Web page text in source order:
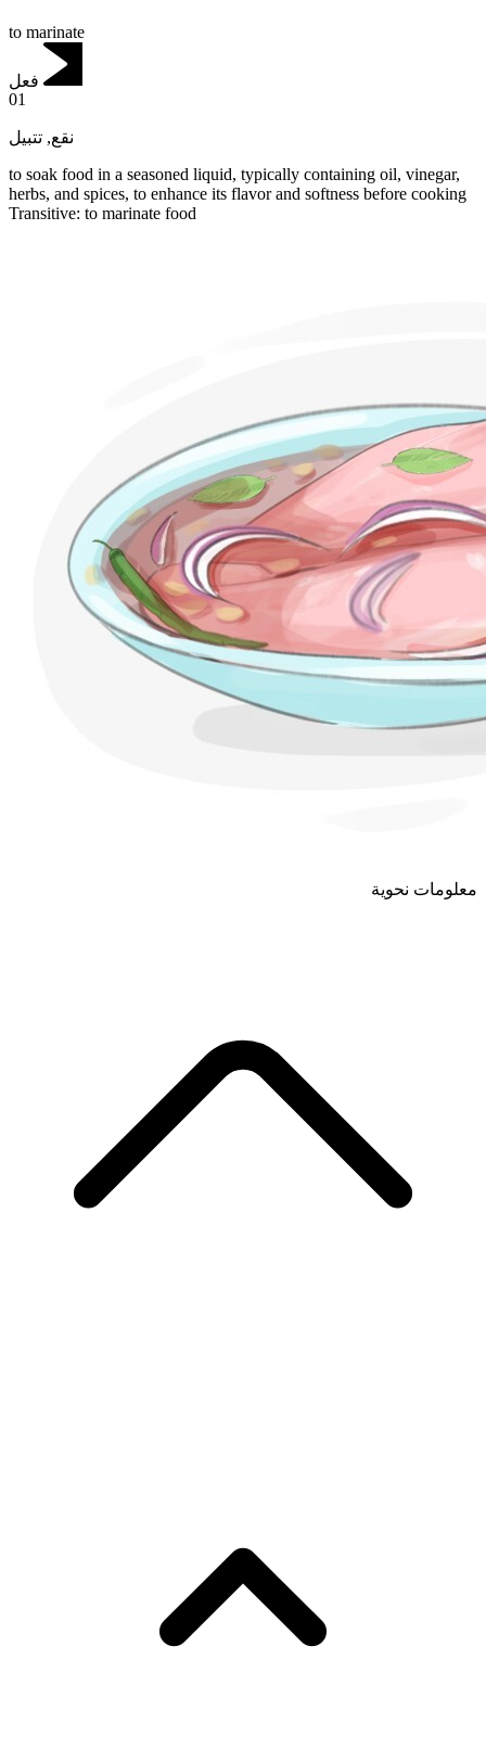
to marinate
فعل
01
نقع, تتبيل
to soak food in a seasoned liquid, typically containing oil, vinegar,
herbs, and spices, to enhance its flavor and softness before cooking
Transitive: to marinate food
معلومات نحوية